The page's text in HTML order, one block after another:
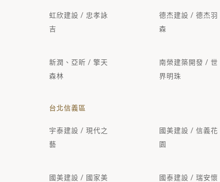
虹欣建設 / 忠孝詠
吉
德杰建設 / 德杰羽
森
新潤、亞昕 / 擎天
森林
南榮建築開發 / 世
界明珠
台北信義區
宇泰建設 / 現代之
藝
國美建設 / 信義花
園
國美建設 / 國家美
國泰建設 / 瑞安懷